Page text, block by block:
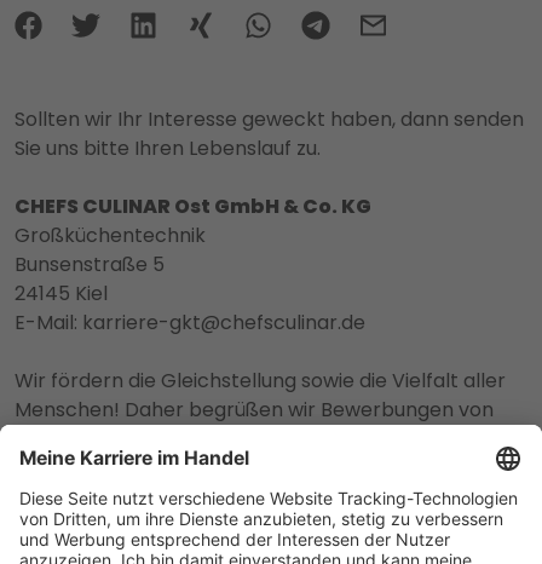
Sollten wir Ihr Interesse geweckt haben, dann senden
Sie uns bitte Ihren Lebenslauf zu.
CHEFS CULINAR Ost GmbH & Co. KG
Großküchentechnik
Bunsenstraße 5
24145 Kiel
E-Mail: karriere-gkt@chefsculinar.de
Wir fördern die Gleichstellung sowie die Vielfalt aller
Menschen! Daher begrüßen wir Bewerbungen von
Religionen und Weltanschauungen, sexueller
Orientierungen und geschlechtlicher Identitäten, aller
Altersgruppen sowie Menschen mit
Beeinträchtigungen.